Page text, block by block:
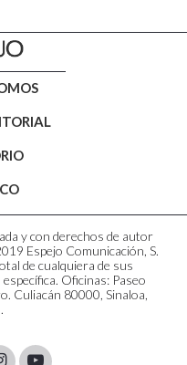
y con derechos de autor
Espejo Comunicación, S.
de cualquiera de sus
Oficinas: Paseo
Culiacán 80000, Sinaloa,
Youtube